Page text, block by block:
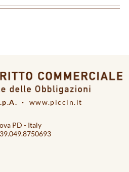
· www.piccin.it
PD - Italy